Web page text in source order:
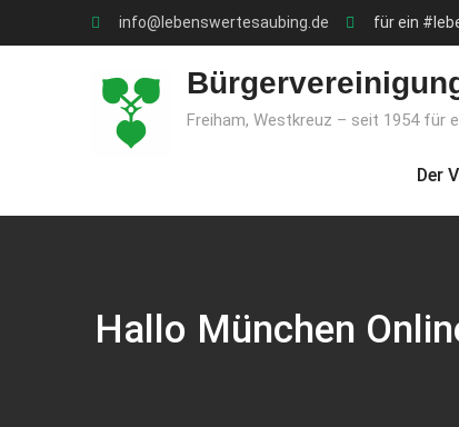
to
info@lebenswertesaubing.de für ein
Freiham, Westkreuz – seit 1954 für
Der
Hallo München